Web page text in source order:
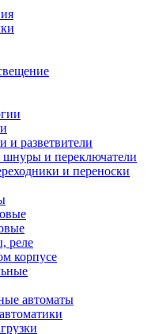
и разветвители
и переключатели
и переноски
реле
корпусе
автоматы